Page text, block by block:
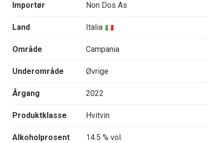
Importør Non Dos As
Land Italia
Område Campania
Underområde Øvrige
Årgang 2022
Produktklasse Hvitvin
Alkoholprosent 14.5 % vol.